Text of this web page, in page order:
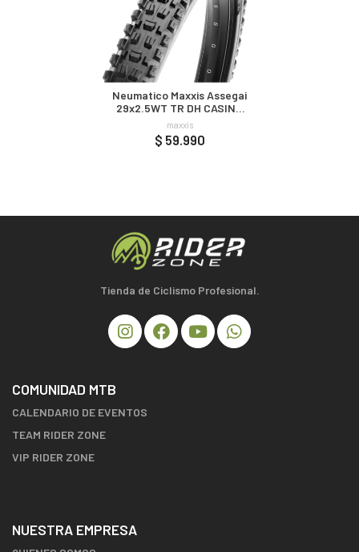
Neumatico Maxxis Assegai
29x2.5WT TR DH CASING
BIKEPARK
maxxis
$ 59.990
Tienda de Ciclismo Profesional.
COMUNIDAD MTB
CALENDARIO DE EVENTOS
TEAM RIDER ZONE
VIP RIDER ZONE
NUESTRA EMPRESA